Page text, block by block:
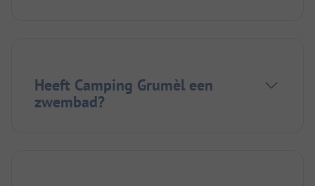
Heeft Camping Grumèl een
zwembad?